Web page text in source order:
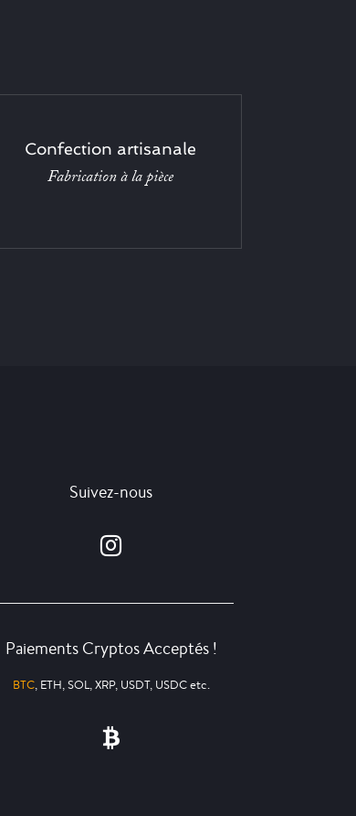
Confection artisanale
Fabrication à la pièce
Suivez-nous
Paiements Cryptos Acceptés !
BTC, ETH, SOL, XRP, USDT, USDC etc.